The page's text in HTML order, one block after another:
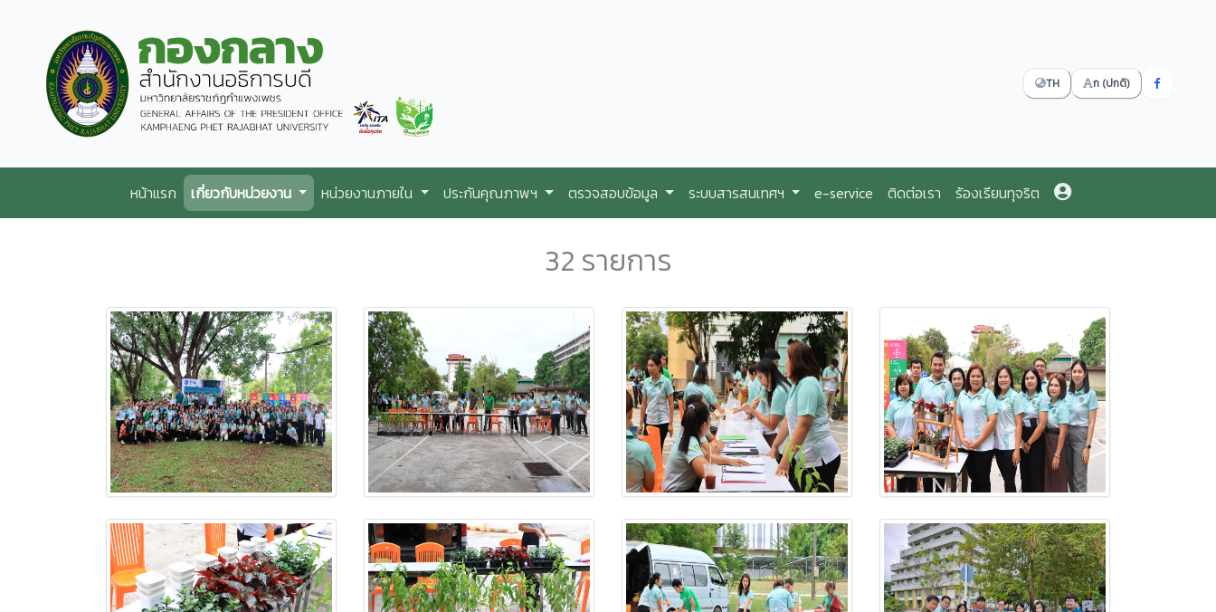
TH ก (ปกติ)
หน้าแรก เกี่ยวกับหน่วยงาน หน่วยงานภายใน ประกันคุณภาพฯ ตรวจสอบข้อมูล ระบบสารสนเทศฯ e-service ติดต่อเรา ร้องเรียนทุจริต
32 รายการ